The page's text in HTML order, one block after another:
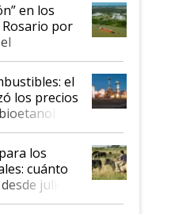
en los
por
las
tras
de los
el
los precios
los
cuánto
julio